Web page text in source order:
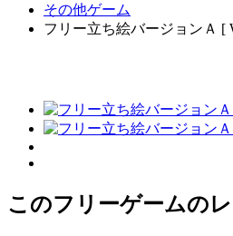
その他ゲーム
フリー立ち絵バージョンＡ [
このフリーゲームの